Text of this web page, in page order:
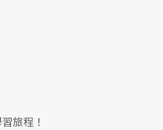
旅程！